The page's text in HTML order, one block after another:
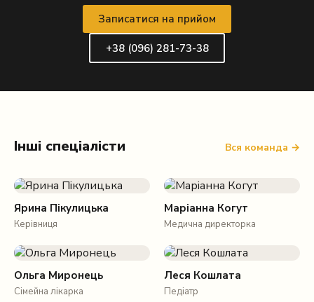
Записатися на прийом
+38 (096) 281-73-38
Інші спеціалісти Вся команда →
Ярина Пікулицька
Керівниця
Маріанна Когут
Медична директорка
Ольга Миронець
Сімейна лікарка
Леся Кошлата
Педіатр